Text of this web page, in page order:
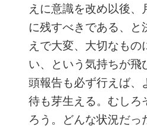
えに意識を改め以後
に残すべきである、
えで大変、大切なも
い、という気持ちが
頭報告も必ず行えば
待も芽生える。むし
ろう。どんな状況だ